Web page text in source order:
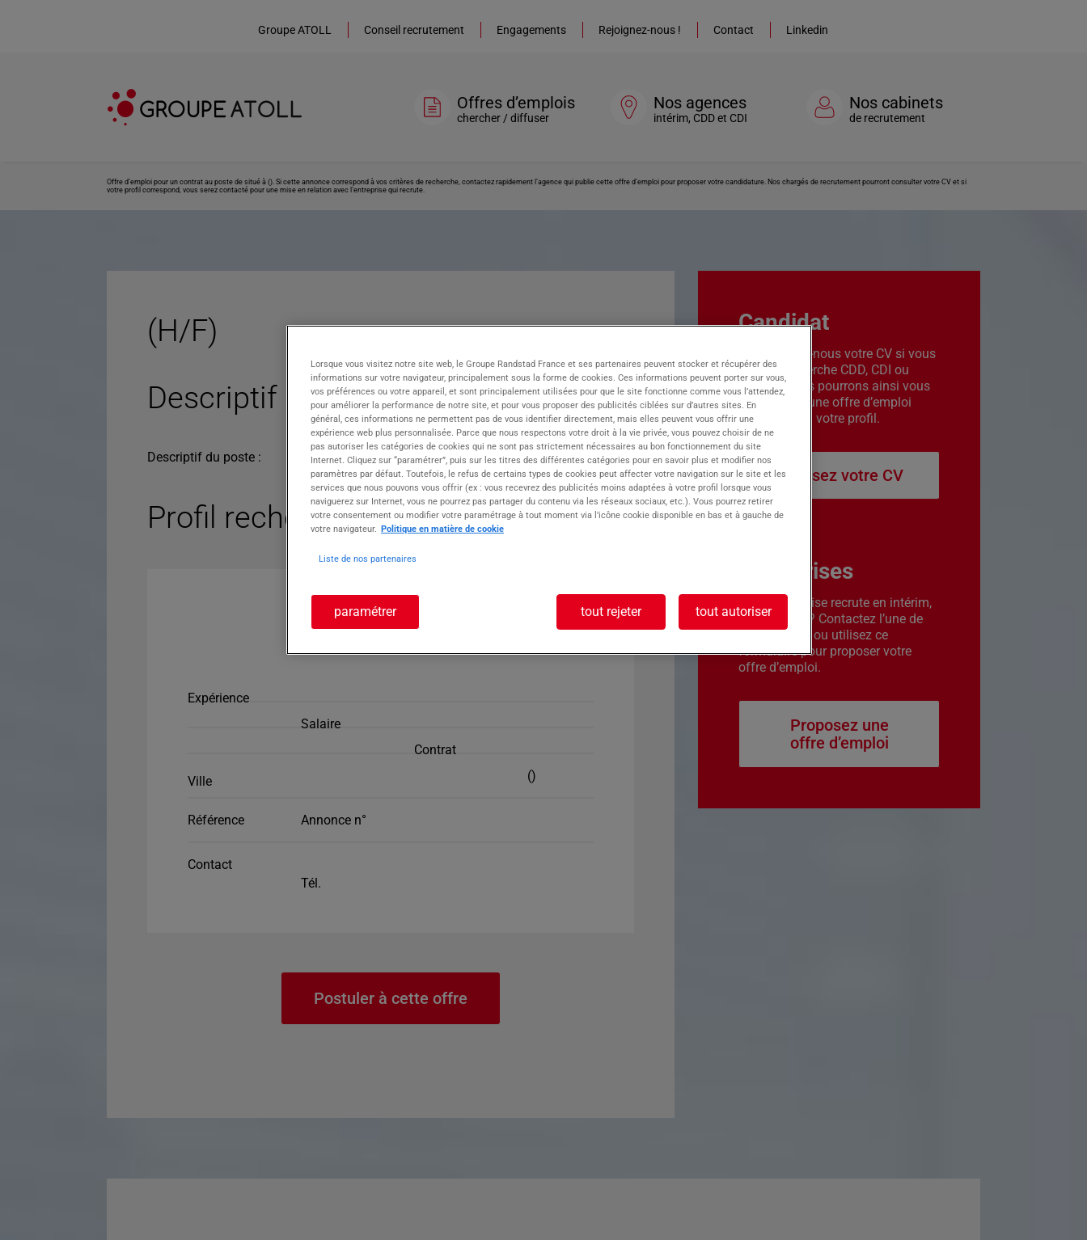
Groupe ATOLL Conseil recrutement Engagements Rejoignez-nous ! Contact Linkedin
Offres d’emplois
chercher / diffuser
Nos agences
intérim, CDD et CDI
Nos cabinets
de recrutement
Offre d’emploi pour un contrat au poste de situé à (). Si cette annonce correspond à vos critères de recherche, contactez rapidement l’agence qui publie cette offre d’emploi pour proposer votre candidature. Nos chargés de recrutement pourront consulter votre CV et si
votre profil correspond, vous serez contacté pour une mise en relation avec l’entreprise qui recrute.
(H/F)
Descriptif du poste :
Descriptif du poste :
Profil recherché
Expérience
Salaire
Contrat
Ville ()
Référence Annonce n°
Contact
Tél.
Postuler à cette offre
Candidat
Transmettez-nous votre CV si vous
êtes en recherche CDD, CDI ou
intérim. Nous pourrons ainsi vous
contacter si une offre d’emploi
correspond à votre profil.
Déposez votre CV
Entreprises
Votre entreprise recrute en intérim,
CDD ou CDI ? Contactez l’une de
nos agences ou utilisez ce
formulaire pour proposer votre
offre d’emploi.
Proposez une
offre d’emploi
Lorsque vous visitez notre site web, le Groupe Randstad France et ses partenaires peuvent stocker et récupérer des
informations sur votre navigateur, principalement sous la forme de cookies. Ces informations peuvent porter sur vous,
vos préférences ou votre appareil, et sont principalement utilisées pour que le site fonctionne comme vous l’attendez,
pour améliorer la performance de notre site, et pour vous proposer des publicités ciblées sur d’autres sites. En
général, ces informations ne permettent pas de vous identifier directement, mais elles peuvent vous offrir une
expérience web plus personnalisée. Parce que nous respectons votre droit à la vie privée, vous pouvez choisir de ne
pas autoriser les catégories de cookies qui ne sont pas strictement nécessaires au bon fonctionnement du site
Internet. Cliquez sur “paramétrer”, puis sur les titres des différentes catégories pour en savoir plus et modifier nos
paramètres par défaut. Toutefois, le refus de certains types de cookies peut affecter votre navigation sur le site et les
services que nous pouvons vous offrir (ex : vous recevrez des publicités moins adaptées à votre profil lorsque vous
naviguerez sur Internet, vous ne pourrez pas partager du contenu via les réseaux sociaux, etc.). Vous pourrez retirer
votre consentement ou modifier votre paramétrage à tout moment via l’icône cookie disponible en bas et à gauche de
votre navigateur. Politique en matière de cookie
Liste de nos partenaires
paramétrer tout rejeter tout autoriser